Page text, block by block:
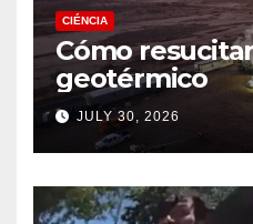
CIÉNCIA
Cómo
geotérmico
JULY 30, 2026